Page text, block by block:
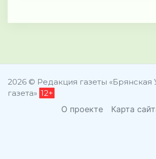
2026 © Редакция газеты «Брянская
газета» 12+
О проекте Карта